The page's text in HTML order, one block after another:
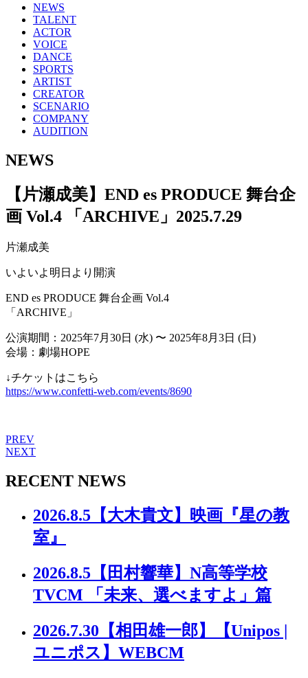
NEWS
TALENT
ACTOR
VOICE
DANCE
SPORTS
ARTIST
CREATOR
SCENARIO
COMPANY
AUDITION
NEWS
【片瀬成美】END es PRODUCE 舞台企
画 Vol.4 「ARCHIVE」 2025.7.29
片瀬成美
いよいよ明日より開演
END es PRODUCE 舞台企画 Vol.4
「ARCHIVE」
公演期間：2025年7月30日 (水) 〜 2025年8月3日 (日)
会場：劇場HOPE
↓チケットはこちら
https://www.confetti-web.com/events/8690
PREV
NEXT
RECENT NEWS
2026.8.5 【大木貴文】映画『星の教
室』
2026.8.5 【田村響華】N高等学校
TVCM 「未来、選べますよ」篇
2026.7.30 【相田雄一郎】【Unipos |
ユニポス】WEBCM